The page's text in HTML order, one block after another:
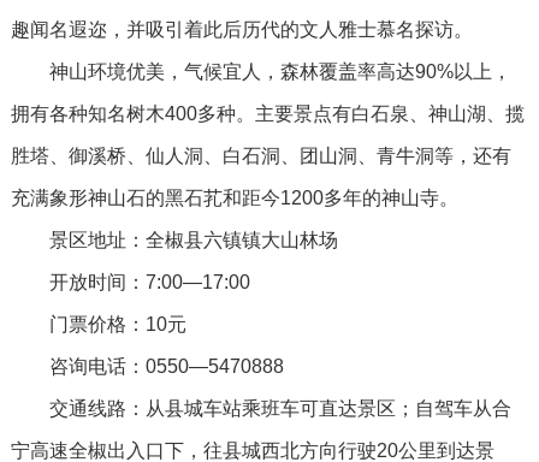
趣闻名遐迩，并吸引着此后历代的文人雅士慕名探访。
神山环境优美，气候宜人，森林覆盖率高达90%以上，
拥有各种知名树木400多种。主要景点有白石泉、神山湖、揽
胜塔、御溪桥、仙人洞、白石洞、团山洞、青牛洞等，还有
充满象形神山石的黑石芤和距今1200多年的神山寺。
景区地址：全椒县六镇镇大山林场
开放时间：7:00—17:00
门票价格：10元
咨询电话：0550—5470888
交通线路：从县城车站乘班车可直达景区；自驾车从合
宁高速全椒出入口下，往县城西北方向行驶20公里到达景